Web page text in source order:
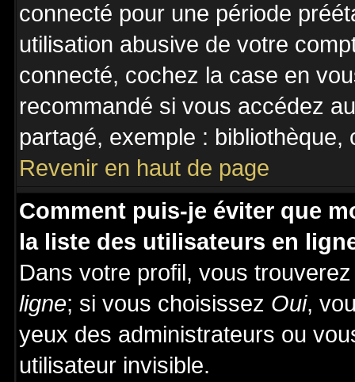
connecté pour une période
utilisation abusive de votre
connecté, cochez la case en
recommandé si vous accédez
partagé, exemple :
Revenir en haut de page
Comment puis-je éviter que
la liste des utilisateurs en
Dans votre profil, vous
ligne; si vous choisissez Oui,
yeux des administrateurs ou
utilisateur invisible.